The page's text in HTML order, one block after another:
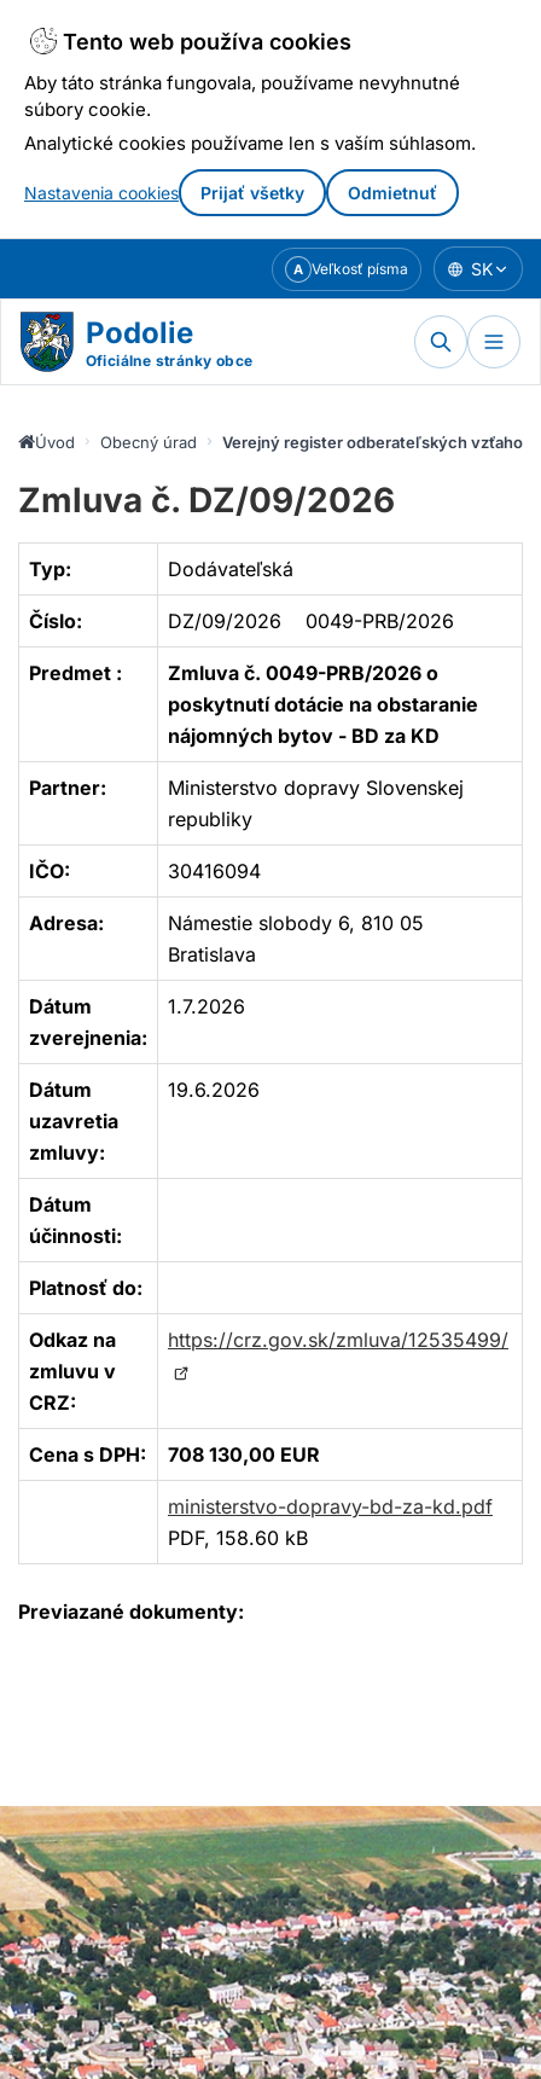
Tento web používa cookies
Aby táto stránka fungovala, používame nevyhnutné
súbory cookie.
Analytické cookies používame len s vaším súhlasom.
Nastavenia cookies Prijať všetky Odmietnuť
obsahu
A Veľkosť písma SK
Podolie
Oficiálne stránky obce
Úvod Obecný úrad Verejný register odberateľských vzťahov
Zmluva č. DZ/09/2026
Typ: Dodávateľská
Číslo: DZ/09/2026 0049-PRB/2026
Predmet :
Zmluva č. 0049-PRB/2026 o
poskytnutí dotácie na obstaranie
nájomných bytov - BD za KD
Partner:
Ministerstvo dopravy Slovenskej
republiky
IČO: 30416094
Adresa:
Námestie slobody 6, 810 05
Bratislava
Dátum
zverejnenia:
1.7.2026
Dátum
uzavretia
zmluvy:
19.6.2026
Dátum
účinnosti:
Platnosť do:
Odkaz na
zmluvu v
CRZ:
https://crz.gov.sk/zmluva/12535499/
Otvorí
v
novom
okne
Cena s DPH: 708 130,00 EUR
ministerstvo-dopravy-bd-za-kd.pdf
PDF, 158.60 kB
Previazané dokumenty: